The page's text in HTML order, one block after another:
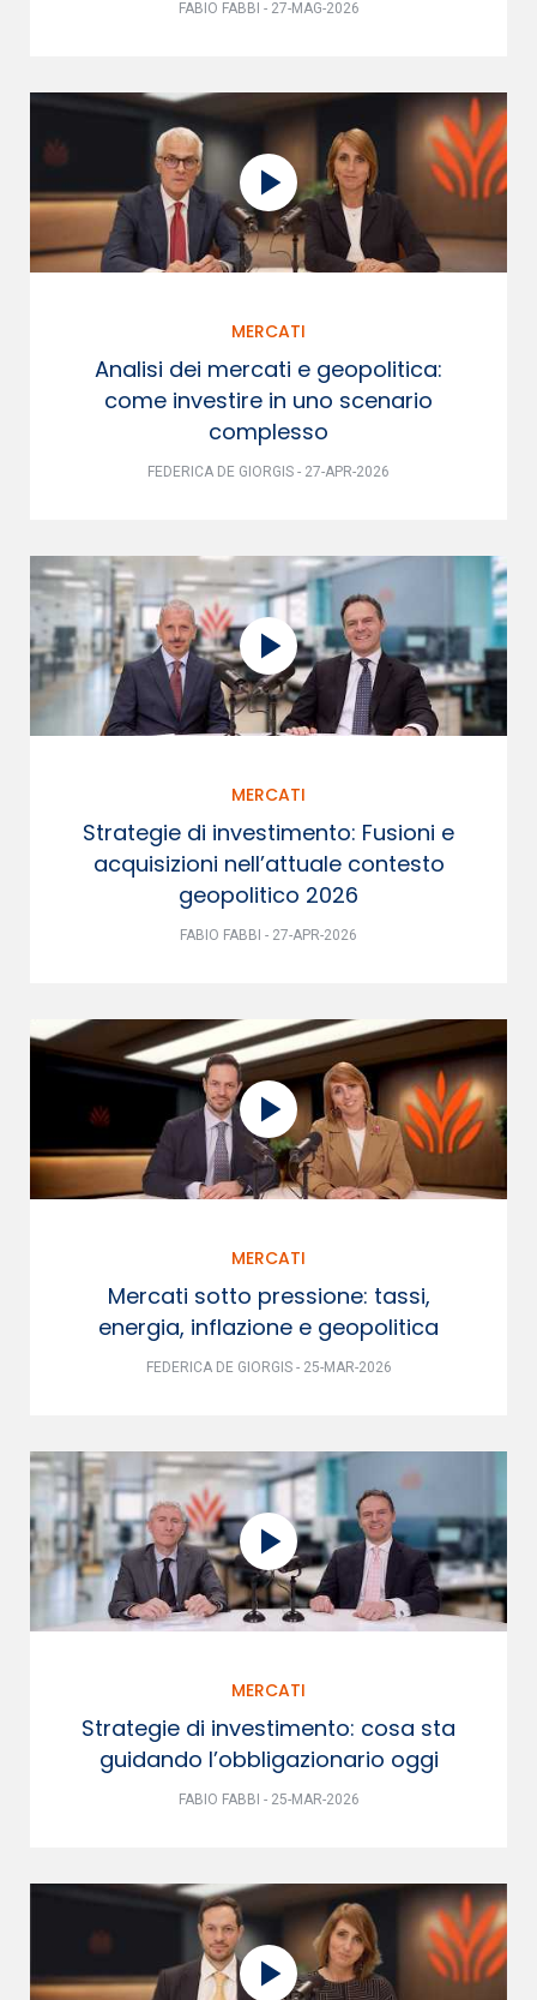
FABIO FABBI - 27-MAG-2026
MERCATI
Analisi dei mercati e geopolitica:
come investire in uno scenario
complesso
FEDERICA DE GIORGIS - 27-APR-2026
MERCATI
Strategie di investimento: Fusioni e
acquisizioni nell’attuale contesto
geopolitico 2026
FABIO FABBI - 27-APR-2026
MERCATI
Mercati sotto pressione: tassi,
energia, inflazione e geopolitica
FEDERICA DE GIORGIS - 25-MAR-2026
MERCATI
Strategie di investimento: cosa sta
guidando l’obbligazionario oggi
FABIO FABBI - 25-MAR-2026